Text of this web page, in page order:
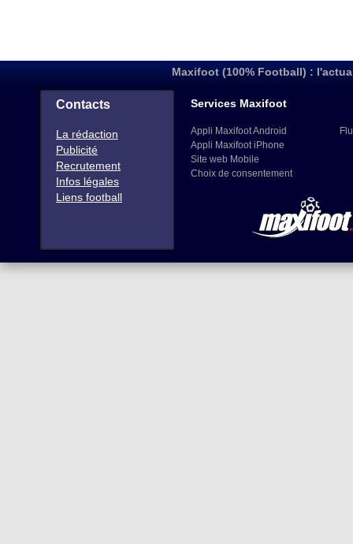
Maxifoot (100% Football) :
Contacts
La rédaction
Publicité
Recrutement
Infos légales
Liens football
Services Maxifoot
Appli Maxifoot Android
Appli Maxifoot iPhone
Site web Mobile
Choix de consentement